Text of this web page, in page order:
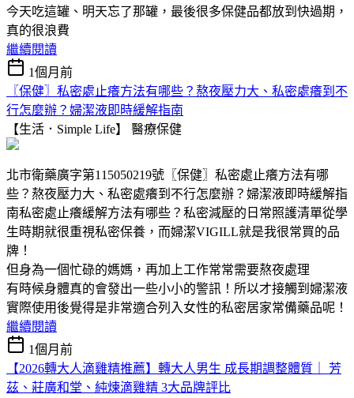
今天吃這罐、明天忘了那罐，最後很多保健品都放到快過期，
真的很浪費
繼續閱讀
1個月前
〖保健〗私密處止癢方法有哪些？熬夜壓力大、私密處癢到不
行怎麼辦？婦潔液即時緩解指南
【生活．Simple Life】 醫療保健
北市衛藥廣字第115050219號〖保健〗私密處止癢方法有哪
些？熬夜壓力大、私密處癢到不行怎麼辦？婦潔液即時緩解指
南私密處止癢緩解方法有哪些？私密減壓的日常照護清單從學
生時期就很重視私密保養，而婦潔VIGILL就是我很常買的品
牌！
但身為一個忙碌的媽媽，再加上工作常常需要熬夜處理
有時候身體真的會發出一些小小的警訊！所以才接觸到婦潔液
實際使用後覺得是非常適合列入女性的私密居家常備藥品呢！
繼續閱讀
1個月前
【2026轉大人滴雞精推薦】轉大人男生 成長期調整體質｜ 芳
茲、莊廣和堂、純煉滴雞精 3大品牌評比